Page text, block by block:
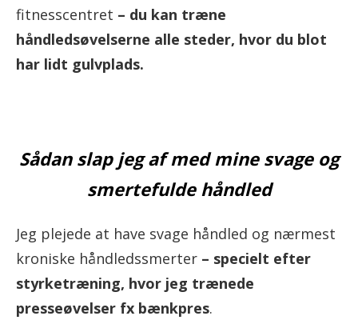
fitnesscentret – du kan træne
håndledsøvelserne alle steder, hvor du blot
har lidt gulvplads.
Sådan slap jeg af med mine svage og
smertefulde håndled
Jeg plejede at have svage håndled og nærmest
kroniske håndledssmerter – specielt efter
styrketræning, hvor jeg trænede
presseøvelser fx bænkpres.